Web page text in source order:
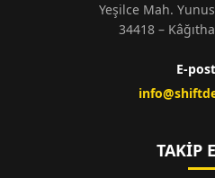
Yeşilce Mah.
34418 –
E-
TAKIP